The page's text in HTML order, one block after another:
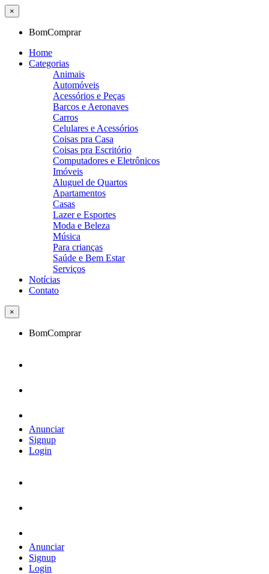
×
BomComprar
Home
Categorias
Animais
Automóveis
Acessórios e Peças
Barcos e Aeronaves
Carros
Celulares e Acessórios
Coisas pra Casa
Coisas pra Escritório
Computadores e Eletrônicos
Imóveis
Aluguel de Quartos
Apartamentos
Casas
Lazer e Esportes
Moda e Beleza
Música
Para crianças
Saúde e Bem Estar
Serviços
Notícias
Contato
×
BomComprar
Anunciar
Signup
Login
Anunciar
Signup
Login